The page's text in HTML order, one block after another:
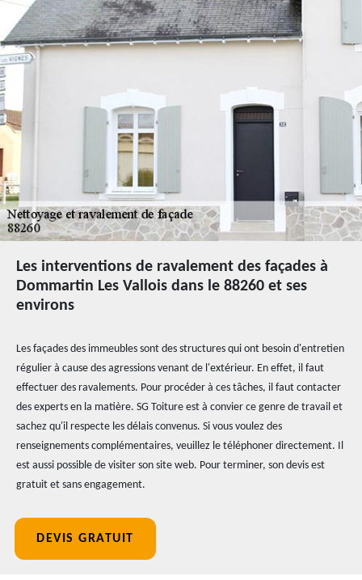
Les interventions de ravalement des façades à
Dommartin Les Vallois dans le 88260 et ses
environs
Les façades des immeubles sont des structures qui ont besoin d'entretien
régulier à cause des agressions venant de l'extérieur. En effet, il faut
effectuer des ravalements. Pour procéder à ces tâches, il faut contacter
des experts en la matière. SG Toiture est à convier ce genre de travail et
sachez qu'il respecte les délais convenus. Si vous voulez des
renseignements complémentaires, veuillez le téléphoner directement. Il
est aussi possible de visiter son site web. Pour terminer, son devis est
gratuit et sans engagement.
DEVIS GRATUIT